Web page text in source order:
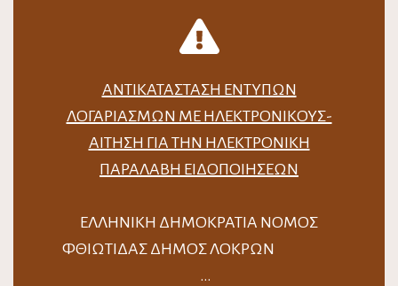
ΑΝΤΙΚΑΤΆΣΤΑΣΗ ΈΝΤΥΠΩΝ
ΛΟΓΑΡΙΑΣΜΏΝ ΜΕ ΗΛΕΚΤΡΟΝΙΚΟΎΣ-
ΑΊΤΗΣΗ ΓΙΑ ΤΗΝ ΗΛΕΚΤΡΟΝΙΚΉ
ΠΑΡΑΛΑΒΉ ΕΙΔΟΠΟΙΉΣΕΩΝ
ΕΛΛΗΝΙΚΗ ΔΗΜΟΚΡΑΤΙΑ ΝΟΜΟΣ
ΦΘΙΩΤΙΔΑΣ ΔΗΜΟΣ ΛΟΚΡΩΝ
…